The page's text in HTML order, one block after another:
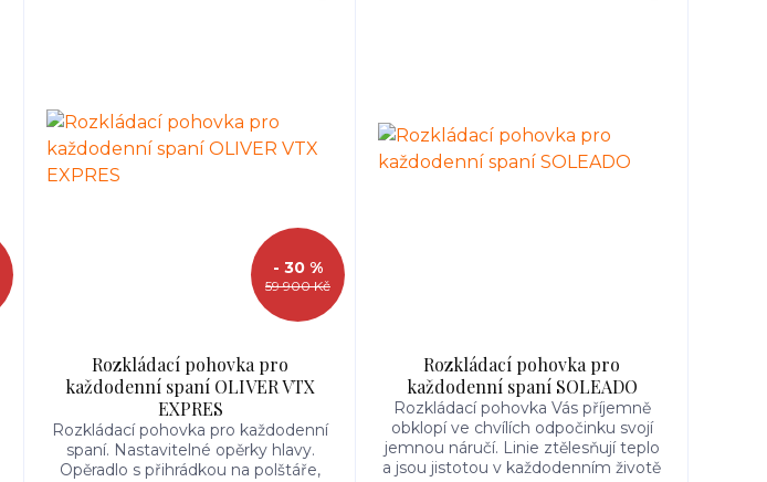
59 900 Kč
- 30 %
Rozkládací pohovka pro
každodenní spaní OLIVER VTX
EXPRES
Rozkládací pohovka pro každodenní
spaní. Nastavitelné opěrky hlavy.
Opěradlo s přihrádkou na polštáře,
Rozkládací pohovka pro
každodenní spaní SOLEADO
Rozkládací pohovka Vás příjemně
obklopí ve chvílích odpočinku svojí
jemnou náručí. Linie ztělesňují teplo
a jsou jistotou v každodenním životě